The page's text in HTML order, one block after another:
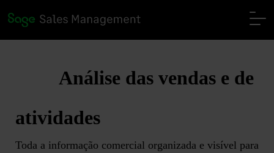
Análise das vendas e de
atividades
Toda a informação comercial organizada e visível para